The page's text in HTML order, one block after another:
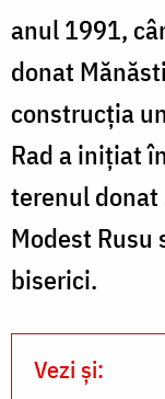
anul 1991,
donat
construcția
Rad a inițiat
terenul
Modest Rusu
biserici.
Vezi și: